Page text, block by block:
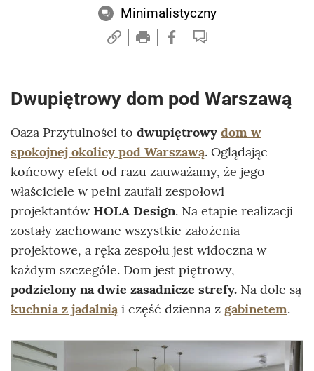
Minimalistyczny
Dwupiętrowy dom pod Warszawą
Oaza Przytulności to dwupiętrowy dom w
spokojnej okolicy pod Warszawą. Oglądając
końcowy efekt od razu zauważamy, że jego
właściciele w pełni zaufali zespołowi
projektantów HOLA Design. Na etapie realizacji
zostały zachowane wszystkie założenia
projektowe, a ręka zespołu jest widoczna w
każdym szczególe. Dom jest piętrowy,
podzielony na dwie zasadnicze strefy. Na dole są
kuchnia z jadalniąi część dzienna z gabinetem.